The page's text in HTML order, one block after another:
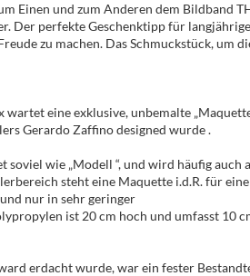
Einen und zum Anderen dem Bildband
Der perfekte Geschenktipp für
zu machen. Das Schmuckstück, um
eine exklusive, unbemalte
Gerardo Zaffino designed wurde .
soviel wie „Modell “, und wird häufig auch
steht eine Maquette i.d.R. für
nur in sehr geringer
ist 20 cm hoch und umfasst 10
erdacht wurde, war ein fester